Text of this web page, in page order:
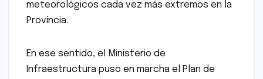
meteorológicos cada vez más extremos en la
Provincia.
En ese sentido, el Ministerio de
Infraestructura puso en marcha el Plan de